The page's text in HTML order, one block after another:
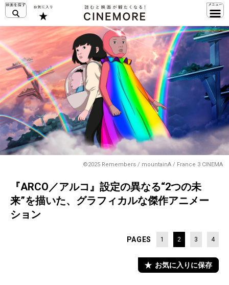
©2025 Remembers / mountainA / France 3 CINEMA
『ARCO／アルコ』設定の異なる“2つの未
来”を描いた、グラフィカルな傑作アニメー
ション
PAGES 1 2 3 4
お気に入りに保存